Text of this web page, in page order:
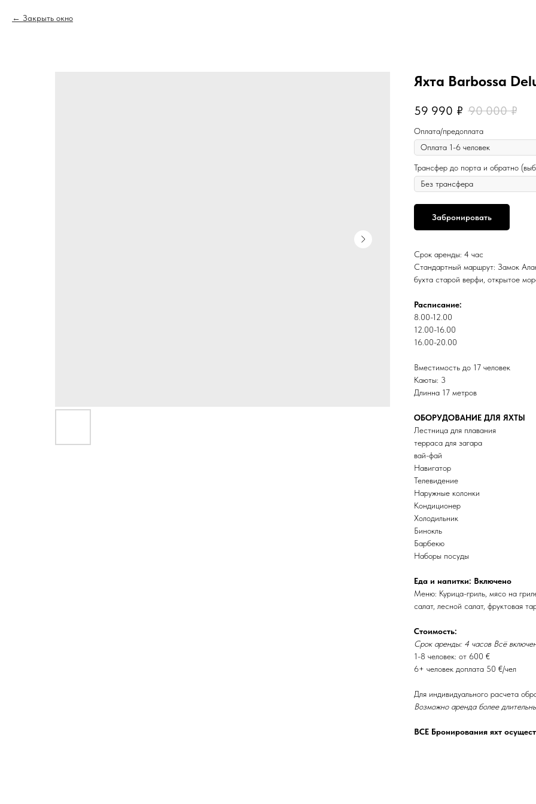
Закрыть окно
Яхта Barbossa
59 990 ₽ 90 000 ₽
Оплата/предоплата
Трансфер до порта и обратно
Забронировать
Cрок аренды: 4 час
Стандартный маршрут: Замок
бухта старой верфи, открытое
Расписание:
8.00-12.00
12.00-16.00
16.00-20.00
Вместимость до 17 человек
Каюты: 3
Длинна 17 метров
ОБОРУДОВАНИЕ ДЛЯ ЯХТЫ
Лестница для плавания
терраса для загара
вай-фай
Навигатор
Телевидение
Наружные колонки
Кондиционер
Холодильник
Бинокль
Барбекю
Наборы посуды
Еда и напитки: Включено
Меню: Курица-гриль, мясо на
салат, лесной салат, фруктовая
Стоимость:
Срок аренды: 4 часов Всё
1-8 человек: от 600 €
6+ человек доплата 50 €/чел
Для индивидуального расчета
Возможно аренда более
ВСЕ Бронирования яхт